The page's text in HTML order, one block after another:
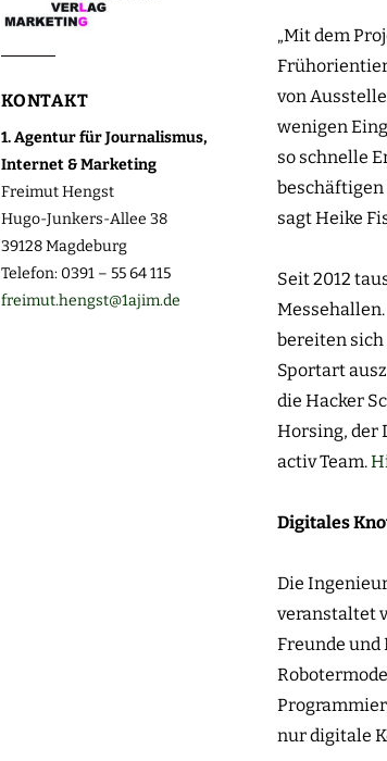
„Mit dem
von
wenigen
so schnelle
beschäftigen
sagt Heike
Seit 2012
bereiten sich
Sportart
die Hacker
Horsing, der
activ Team.
Digitales
Die
veranstaltet
Freunde und
nur digitale
KONTAKT
1. Agentur für Journalismus,
Internet & Marketing
Freimut Hengst
Hugo-Junkers-Allee 38
39128 Magdeburg
Telefon: 0391 – 55 64 115
freimut.hengst@1ajim.de